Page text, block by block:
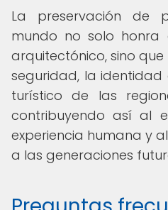
La preservación de
mundo no solo honra
arquitectónico, sino
seguridad, la
turístico de las
contribuyendo así al
experiencia humana y
a las generaciones